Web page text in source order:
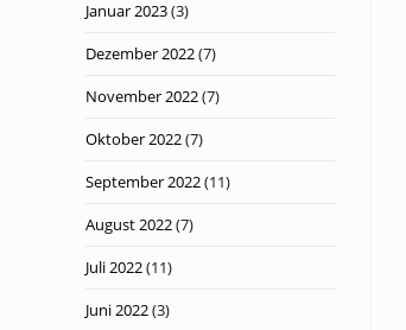
Januar 2023(3)
Dezember 2022(7)
November 2022(7)
Oktober 2022(7)
September 2022(11)
August 2022(7)
Juli 2022(11)
Juni 2022(3)